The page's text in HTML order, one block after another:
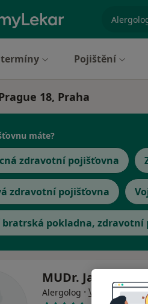
Pojištění
18, Praha
máte?
zdravotní pojišťovna
zdravotní pojišťovna
bratrská pokladna, zdravotní
MUDr. Jana Prázná
Alergolog · Více